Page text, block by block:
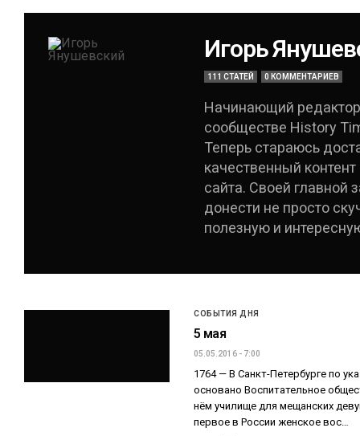
Игорь
111 СТАТЕЙ 0 КОММЕНТАРИЕВ
Начинающий
сообществе History
Теперь стараюсь
качественный контент
сайта. Своей главной
донести не просто
полезную и
СОБЫТИЯ ДНЯ
5 мая
05.05.2016 - 7:00
1764 — В Санкт-Петербурге по
основано Воспитательное
нём училище для мещанских
первое в России женское вос…